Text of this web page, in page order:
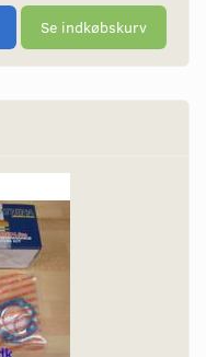
Se indkøbskurv